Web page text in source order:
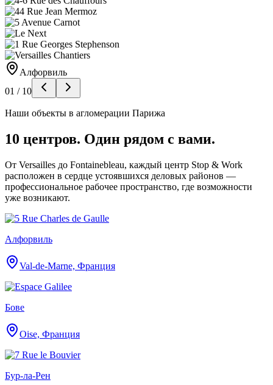
Алфорвиль
01 / 10
Наши объекты в агломерации Парижа
10 центров. Один рядом с вами.
От Versailles до Fontainebleau, каждый центр Stop & Work
расположен в сердце устоявшихся деловых районов —
профессиональное рабочее пространство, где возможности
уже возникают.
Алфорвиль
Val-de-Marne, Франция
Бове
Oise, Франция
Бур-ла-Рен